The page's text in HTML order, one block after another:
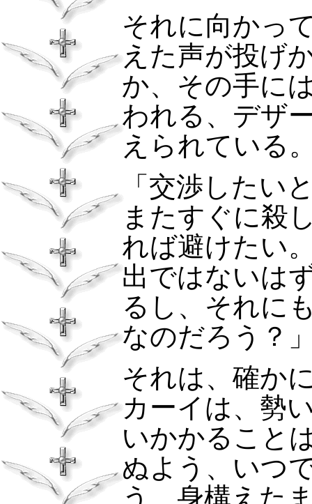
それに向かっ
えた声が投げ
か、その手に
われる、デザ
えられている
「交渉したい
またすぐに殺
れば避けたい
出ではないは
るし、それに
なのだろう？
それは、確か
カーイは、勢
いかかること
ぬよう、いつ
う、身構えた